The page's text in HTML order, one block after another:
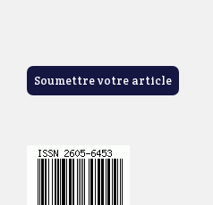
Soumettre votre article